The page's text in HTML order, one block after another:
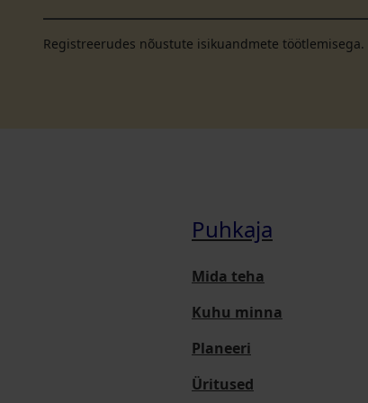
Registreerudes nõustute isikuandmete töötlemisega.
Puhkaja
Mida teha
Kuhu minna
Planeeri
Üritused